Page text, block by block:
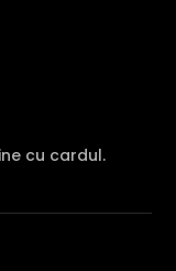
cu cardul.